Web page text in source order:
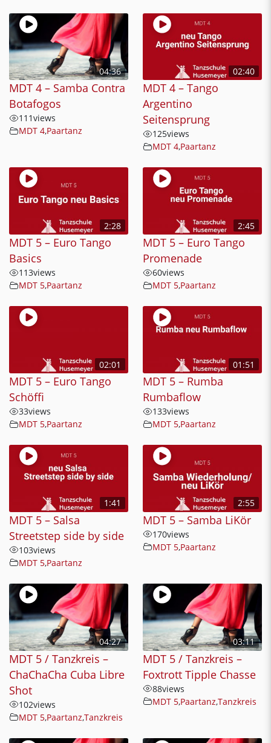
04:36
MDT 4 – Samba Contra
Botafogos
111views
MDT 4,Paartanz
02:40
MDT 4 – Tango
Argentino
Seitensprung
125views
MDT 4,Paartanz
2:28
MDT 5 – Euro Tango
Basics
113views
MDT 5,Paartanz
2:45
MDT 5 – Euro Tango
Promenade
60views
MDT 5,Paartanz
02:01
MDT 5 – Euro Tango
Schöffi
33views
MDT 5,Paartanz
01:51
MDT 5 – Rumba
Rumbaflow
133views
MDT 5,Paartanz
1:41
MDT 5 – Salsa
Streetstep side by side
103views
MDT 5,Paartanz
2:55
MDT 5 – Samba LiKör
170views
MDT 5,Paartanz
04:27
MDT 5 / Tanzkreis –
ChaChaCha Cuba Libre
Shot
102views
MDT 5,Paartanz,Tanzkreis
03:11
MDT 5 / Tanzkreis –
Foxtrott Tipple Chasse
88views
MDT 5,Paartanz,Tanzkreis